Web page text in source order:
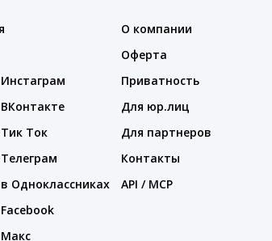
Ток
Одноклассниках
О компании
Оферта
Приватность
Для юр.лиц
Для партнеров
Контакты
API / MCP